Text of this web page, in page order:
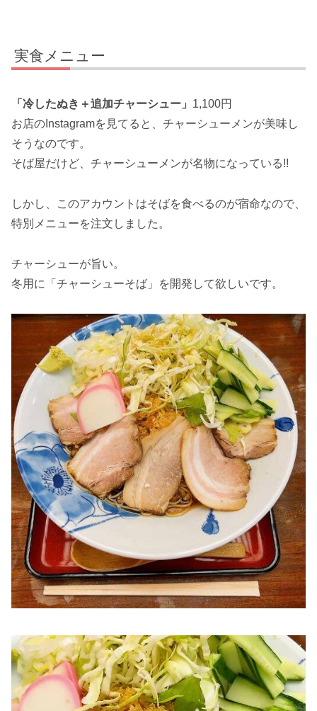
実食メニュー
「冷したぬき＋追加チャーシュー」 1,100円
お店のInstagramを見てると、チャーシューメンが美味し
そうなのです。
そば屋だけど、チャーシューメンが名物になっている!!
しかし、このアカウントはそばを食べるのが宿命なので、
特別メニューを注文しました。
チャーシューが旨い。
冬用に「チャーシューそば」を開発して欲しいです。